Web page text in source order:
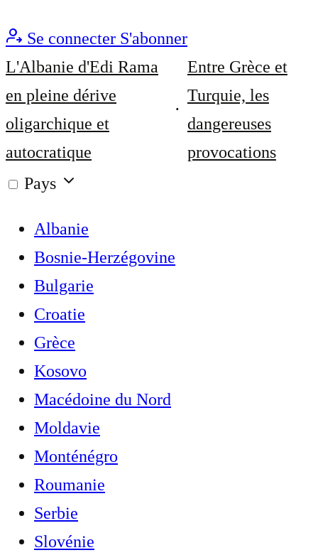
Se connecter S'abonner
L'Albanie d'Edi Rama
en pleine dérive
oligarchique et
autocratique
Entre Grèce et
Turquie, les
dangereuses
provocations
Pays
Albanie
Bosnie-Herzégovine
Bulgarie
Croatie
Grèce
Kosovo
Macédoine du Nord
Moldavie
Monténégro
Roumanie
Serbie
Slovénie